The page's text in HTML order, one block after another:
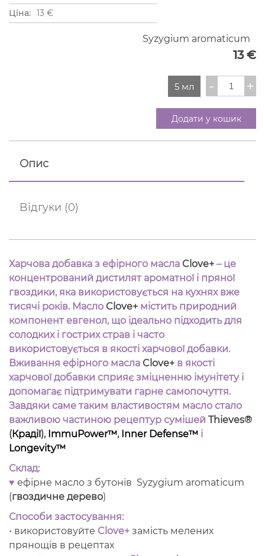
Ціна: 13 €
5 мл
Syzygium aromaticum
13€
- Clove+
кількість
+
Додати у кошик
Опис
Відгуки (0)
Харчова добавка з ефірного масла Clove+ – це
концентрований дистилят ароматної і пряної
гвоздики, яка використовується на кухнях вже
тисячі років. Масло Clove+ містить природний
компонент евгенол, що ідеально підходить для
солодких і гострих страв і часто
використовується в якості харчової добавки.
Вживання ефірного масла Clove+ в якості
харчової добавки сприяє зміцненню імунітету і
допомагає підтримувати гарне самопочуття.
Завдяки саме таким властивостям масло стало
важливою частиною рецептур сумішей Thieves®
(Крадії), ImmuPower™, Inner Defense™ і
Longevity™
Склад:
♥ ефірне масло з бутонів Syzygium aromaticum
(гвоздичне дерево)
Способи застосування:
• використовуйте Clove+ замість мелених
прянощів в рецептах